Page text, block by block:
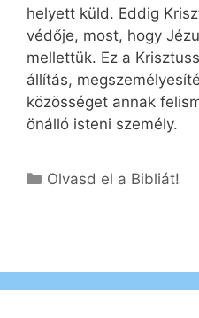
helyett küld. Eddig
védője, most, hogy
mellettük. Ez a
állítás,
közösséget annak
önálló isteni személy.
Kategória
Olvasd el a Bibliát!